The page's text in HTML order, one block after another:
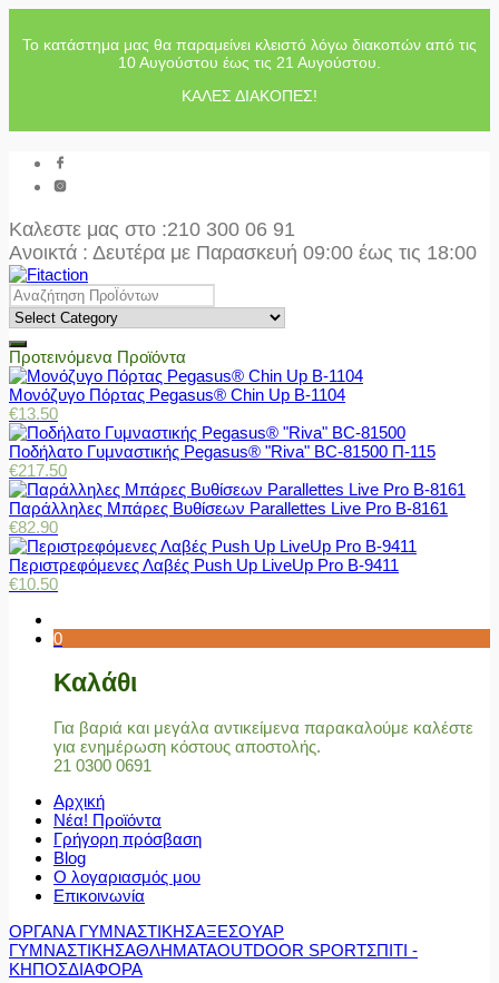
Το κατάστημα μας θα παραμείνει κλειστό λόγω διακοπών από τις
10 Αυγούστου έως τις 21 Αυγούστου.
ΚΑΛΕΣ ΔΙΑΚΟΠΕΣ!
Καλεστε μας στο :210 300 06 91
Ανοικτά : Δευτέρα με Παρασκευή 09:00 έως τις 18:00
Προτεινόμενα Προϊόντα
Μονόζυγο Πόρτας Pegasus® Chin Up Β-1104
€13.50
Ποδήλατο Γυμναστικής Pegasus® "Riva" BC-81500 Π-115
€217.50
Παράλληλες Μπάρες Βυθίσεων Parallettes Live Pro Β-8161
€82.90
Περιστρεφόμενες Λαβές Push Up LiveUp Pro Β-9411
€10.50
0
Καλάθι
Για βαριά και μεγάλα αντικείμενα παρακαλούμε καλέστε
για ενημέρωση κόστους αποστολής.
21 0300 0691
Αρχική
Νέα! Προϊόντα
Γρήγορη πρόσβαση
Blog
Ο λογαριασμός μου
Επικοινωνία
ΟΡΓΑΝΑ ΓΥΜΝΑΣΤΙΚΗΣΑΞΕΣΟΥΑΡ
ΓΥΜΝΑΣΤΙΚΗΣΑΘΛΗΜΑΤΑOUTDOOR SPORTΣΠΙΤΙ -
ΚΗΠΟΣΔΙΑΦΟΡΑ